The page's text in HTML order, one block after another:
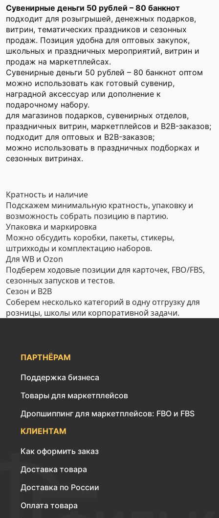
Сувенирные деньги 50 рублей – 80 банкнот
подходит для розыгрышей, денежных подарков,
витрин, тематических праздников и сезонных
продаж. Позиция удобна для оптовых закупок,
школьных и праздничных мероприятий, витрин и
продаж на маркетплейсах.
Сувенирные деньги 50 рублей – 80 банкнот оптом
можно использовать как готовый сувенир,
наградной аксессуар или дополнение к
подарочному набору.
для магазинов подарков, сувенирных отделов,
праздничных витрин, маркетплейсов и B2B-заказов;
подходит для оптовых и B2B-заказов;
можно использовать в праздничных подборках и
сезонных витринах.
Кратность и наличие
Подскажем минимальную кратность, упаковку и
возможность собрать позицию в партию.
Упаковка и маркировка
Можно обсудить коробки, пакеты, стикеры,
штрихкоды и комплектацию наборов.
Для WB и Ozon
Подберем ходовые позиции для карточек, FBO/FBS,
сезонных запусков и тестов.
Сезон и B2B
Соберем несколько категорий в одну отгрузку для
розницы, школы или корпоративной задачи.
ПАРТНЁРАМ
Поддержка бизнеса
Товары для маркетплейсов
Дропшиппинг для маркетплейсов: FBO и FBS
КЛИЕНТАМ
Как оформить заказ
Доставка товара
Доставка по России
Оплата товара